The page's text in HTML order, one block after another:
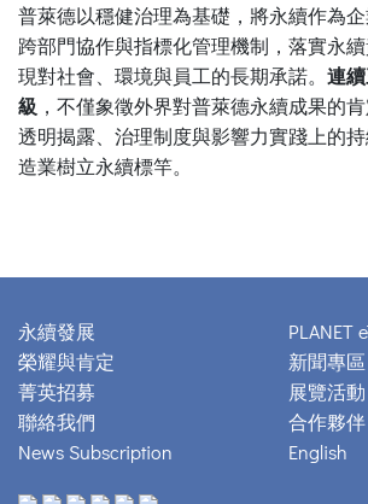
普萊德以穩健治理為基礎，將永續作為
跨部門協作與指標化管理機制，落實永
現對社會、環境與員工的長期承諾。 連
級 ，不僅象徵外界對普萊德永續成果的
透明揭露、治理制度與影響力實踐上的
造業樹立永續標竿。
永續發展
榮耀與肯定
菁英招募
聯絡我們
News Subscription
PLANET
新聞專區
展覽活動
合作夥伴
English